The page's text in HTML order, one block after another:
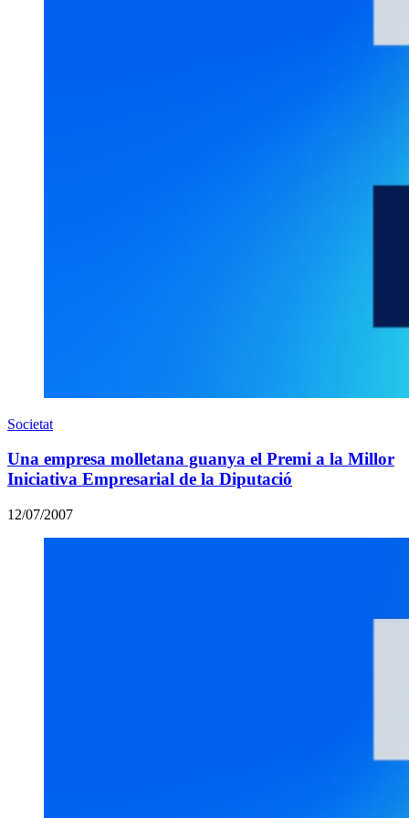
Societat
Una empresa molletana guanya el Premi a la Millor
Iniciativa Empresarial de la Diputació
12/07/2007